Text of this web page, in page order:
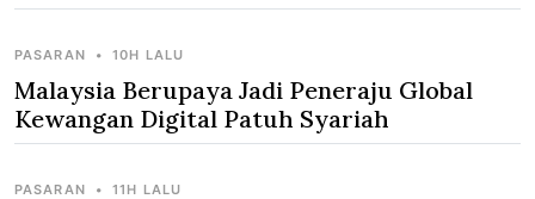
PASARAN • 10H LALU
Malaysia Berupaya Jadi Peneraju Global
Kewangan Digital Patuh Syariah
PASARAN • 11H LALU